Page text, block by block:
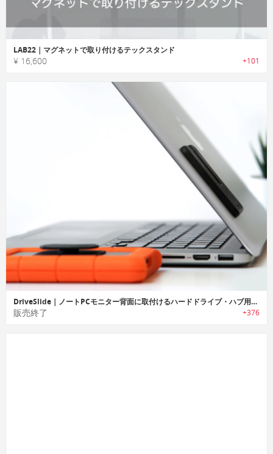
LAB22｜マグネットで取り付けるテックスタンド
¥ 16,600 +101
DriveSlide｜ノートPCモニター背面に取付けるハードドライブ・ハブ用アタッチメント「ダイブスライド」
販売終了 +376